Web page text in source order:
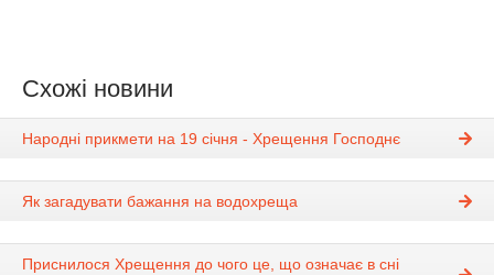
Схожі новини
Народні прикмети на 19 січня - Хрещення Господнє
Як загадувати бажання на водохреща
Приснилося Хрещення до чого це, що означає в сні